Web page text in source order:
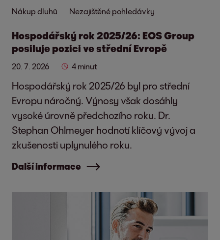
Nákup dluhů Nezajištěné pohledávky
Hospodářský rok 2025/26: EOS Group
posiluje pozici ve střední Evropě
20. 7. 2026 4 minut
Hospodářský rok 2025/26 byl pro střední
Evropu náročný. Výnosy však dosáhly
vysoké úrovně předchozího roku. Dr.
Stephan Ohlmeyer hodnotí klíčový vývoj a
zkušenosti uplynulého roku.
Další informace